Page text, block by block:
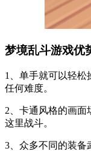
梦境乱斗游戏优
1、单手就可以轻
任何难度。
2、卡通风格的画面
这里战斗。
3、众多不同的装备